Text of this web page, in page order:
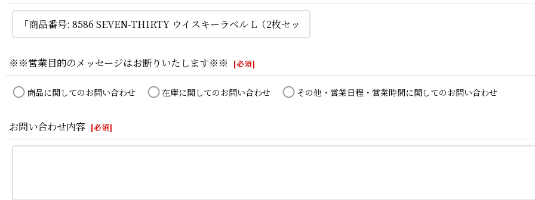
※※営業目的のメッセージはお断りいたします※※ [必須]
商品に関してのお問い合わせ 在庫に関してのお問い合わせ その他・営業日程・営業時間に関してのお問い合わせ
お問い合わせ内容 [必須]